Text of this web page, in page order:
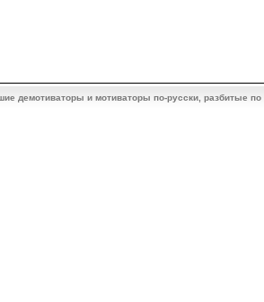
демотиваторы и мотиваторы по-русски, разбитые